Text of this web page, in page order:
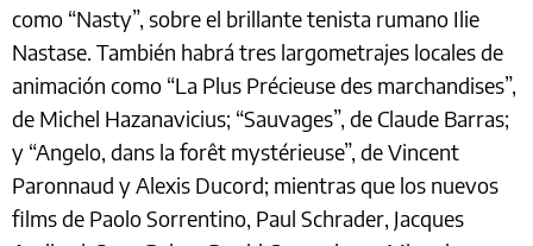
como “Nasty”, sobre el brillante tenista rumano Ilie
Nastase. También habrá tres largometrajes locales de
animación como “La Plus Précieuse des marchandises”,
de Michel Hazanavicius; “Sauvages”, de Claude Barras;
y “Angelo, dans la forêt mystérieuse”, de Vincent
Paronnaud y Alexis Ducord; mientras que los nuevos
films de Paolo Sorrentino, Paul Schrader, Jacques